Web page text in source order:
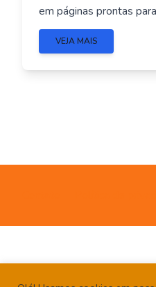
em páginas prontas
VEJA MAIS